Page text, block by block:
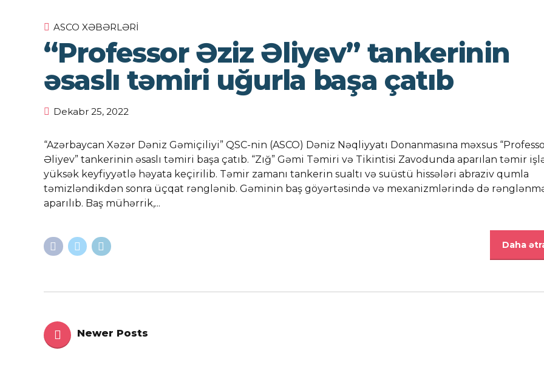
ASCO XƏBƏRLƏRI
“Professor Əziz Əliyev” tankerinin
əsaslı təmiri uğurla başa çatıb
Dekabr 25, 2022
“Azərbaycan Xəzər Dəniz Gəmiçiliyi” QSC-nin (ASCO) Dəniz Nəqliyyatı Donanmasına məxsus
Əliyev” tankerinin əsaslı təmiri başa çatıb. “Zığ” Gəmi Təmiri və Tikintisi Zavodunda aparılan təmir
yüksək keyfiyyətlə həyata keçirilib. Təmir zamanı tankerin sualtı və suüstü hissələri abraziv qumla
təmizləndikdən sonra üçqat rənglənib. Gəminin baş göyərtəsində və mexanizmlərində də
aparılıb. Baş mühərrik,...
Daha
Newer Posts